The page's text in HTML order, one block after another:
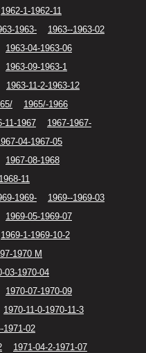
1962-1-1962-11
1963-
1963--1963-02
1963-04-1963-06
1963-09-1963-1
1963-11-2-1963-12
1965/-1966
11-1967
1967-1967-
04-1967-05
1967-08-1968
11
1969-
1969--1969-03
1969-05-1969-07
1969-1-1969-10-2
1970 M
03-1970-04
1970-07-1970-09
1970-11-0-1970-11-3
1971-02
1971-04-2-1971-07